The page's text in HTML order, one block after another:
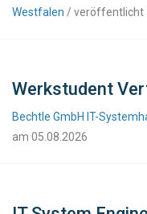
Westfalen / veröffentlicht
Werkstudent
Bechtle GmbH IT-
am 05.08.2026